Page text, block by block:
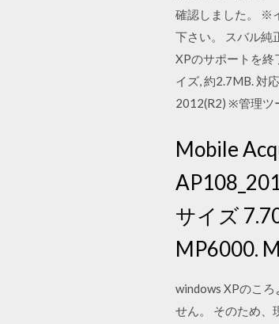
確認しました。 ※
下さい。 スバル
XPのサポートを終
イズ, 約2.7MB. 対
2012(R2) ※管理ツ
Mobile
サイズ
MP6000.
windows XPのこ
せん。 そのため、